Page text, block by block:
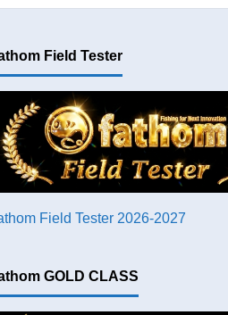
Field Tester
Field Tester 2026-2027
GOLD CLASS